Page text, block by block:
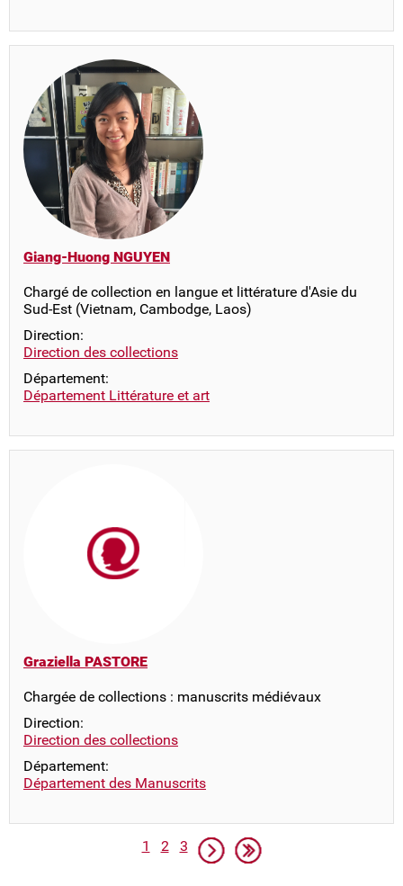
Giang-Huong NGUYEN
Chargé de collection en langue et littérature d'Asie du
Sud-Est (Vietnam, Cambodge, Laos)
Direction:
Direction des collections
Département:
Département Littérature et art
Graziella PASTORE
Chargée de collections : manuscrits médiévaux
Direction:
Direction des collections
Département:
Département des Manuscrits
Pagination
Page
1 Page
2 Page
3 Page suivante
Dernière page